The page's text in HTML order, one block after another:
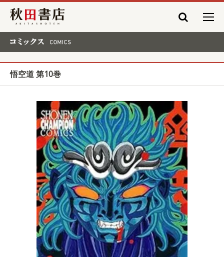
秋田書店
悟空道 第10巻